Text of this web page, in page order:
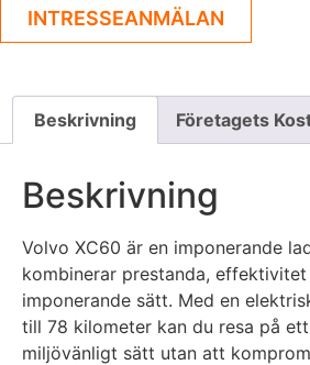
INTRESSEANMÄLAN
Beskrivning Företagets
Beskrivning
Volvo XC60 är en imponerande
kombinerar prestanda,
imponerande sätt. Med en
till 78 kilometer kan du resa på
miljövänligt sätt utan att